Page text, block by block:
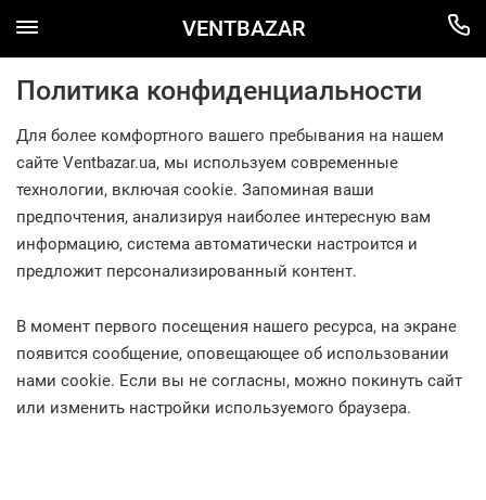
VENTBAZAR
Политика конфиденциальности
Для более комфортного вашего пребывания на нашем
сайте Ventbazar.ua, мы используем современные
технологии, включая cookie. Запоминая ваши
предпочтения, анализируя наиболее интересную вам
информацию, система автоматически настроится и
предложит персонализированный контент.
В момент первого посещения нашего ресурса, на экране
появится сообщение, оповещающее об использовании
нами cookie. Если вы не согласны, можно покинуть сайт
или изменить настройки используемого браузера.